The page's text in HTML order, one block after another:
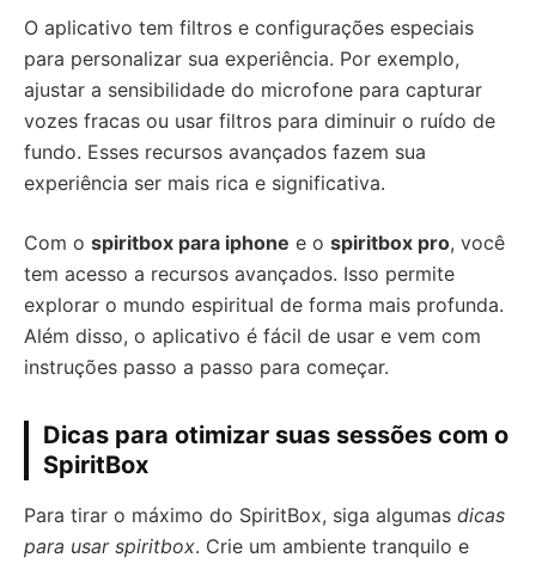
O aplicativo tem filtros e configurações especiais
para personalizar sua experiência. Por exemplo,
ajustar a sensibilidade do microfone para capturar
vozes fracas ou usar filtros para diminuir o ruído de
fundo. Esses recursos avançados fazem sua
experiência ser mais rica e significativa.
Com o spiritbox para iphone e o spiritbox pro, você
tem acesso a recursos avançados. Isso permite
explorar o mundo espiritual de forma mais profunda.
Além disso, o aplicativo é fácil de usar e vem com
instruções passo a passo para começar.
Dicas para otimizar suas sessões com o
SpiritBox
Para tirar o máximo do SpiritBox, siga algumas dicas
para usar spiritbox. Crie um ambiente tranquilo e